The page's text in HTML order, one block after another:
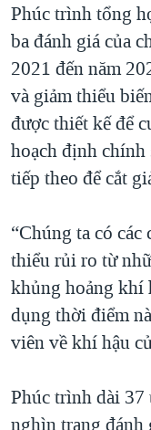
Phúc trình tổng
ba đánh giá của
2021 đến năm
và giảm thiểu
được thiết kế để
hoạch định chính
tiếp theo để cắt
“Chúng ta có
thiểu rủi ro từ
khủng hoảng khí
dụng thời điểm
viên về khí hậu
Phúc trình dài 37
nghìn trang đánh